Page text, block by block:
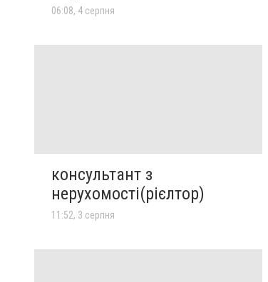
06:08, 4 серпня
консультант з
нерухомості(рієлтор)
11:52, 3 серпня